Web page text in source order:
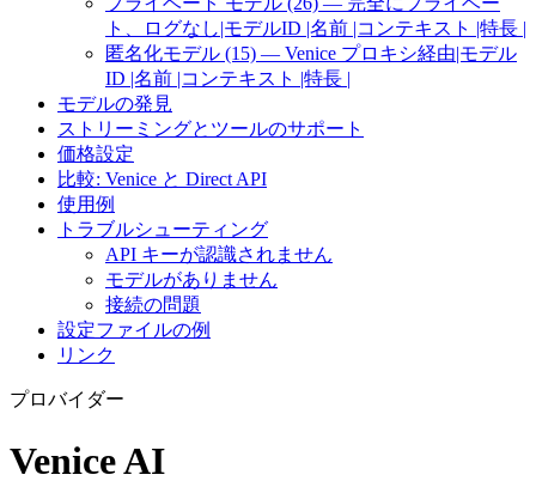
ト、ログなし|モデルID |名前 |コンテキスト |特長 |
匿名化モデル (15) — Venice プロキシ経由|モデル
ID |名前 |コンテキスト |特長 |
モデルの発見
ストリーミングとツールのサポート
価格設定
比較: Venice と Direct API
使用例
トラブルシューティング
API キーが認識されません
モデルがありません
接続の問題
設定ファイルの例
リンク
プロバイダー
Venice AI